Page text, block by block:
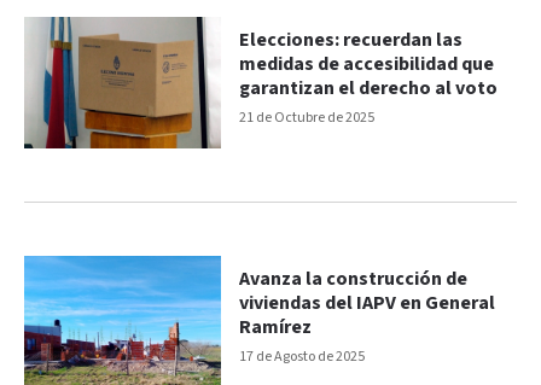
21 de Octubre de 2025
Elecciones: recuerdan las
medidas de accesibilidad que
garantizan el derecho al voto
17 de Agosto de 2025
Avanza la construcción de
viviendas del IAPV en General
Ramírez